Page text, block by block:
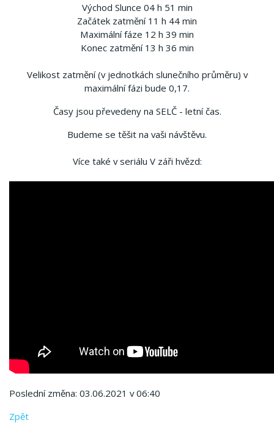
Východ Slunce 04 h 51 min
Začátek zatmění 11 h 44 min
Maximální fáze 12 h 39 min
Konec zatmění 13 h 36 min
Velikost zatmění (v jednotkách slunečního průměru) v
maximální fázi bude 0,17.
Časy jsou převedeny na SELČ - letní čas.
Budeme se těšit na vaši návštěvu.
Více také v seriálu V záři hvězd:
Poslední změna: 03.06.2021 v 06:40
Zpět